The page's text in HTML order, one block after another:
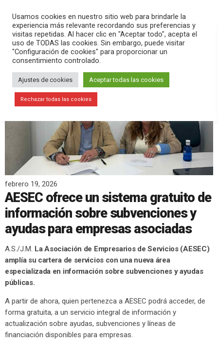
search menu pause PLAY
febrero 19, 2026
AESEC ofrece un sistema gratuito de
información sobre subvenciones y
ayudas para empresas asociadas
A.S./J.M. La Asociación de Empresarios de Servicios (AESEC)
amplía su cartera de servicios con una nueva área
especializada en información sobre subvenciones y ayudas
públicas.
A partir de ahora, quien pertenezca a AESEC podrá acceder, de
forma gratuita, a un servicio integral de información y
actualización sobre ayudas, subvenciones y líneas de
financiación disponibles para empresas.
Usamos cookies en nuestro sitio web para brindarle la
experiencia más relevante recordando sus preferencias y
visitas repetidas. Al hacer clic en "Aceptar todo", acepta el
uso de TODAS las cookies. Sin embargo, puede visitar
"Configuración de cookies" para proporcionar un
consentimiento controlado.
Ajustes de cookies Aceptar todas las cookies
Rechazar todas las cookies